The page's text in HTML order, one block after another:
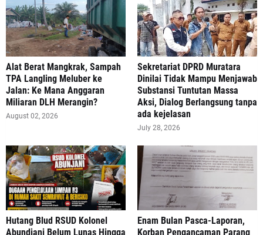
Alat Berat Mangkrak, Sampah
TPA Langling Meluber ke
Jalan: Ke Mana Anggaran
Miliaran DLH Merangin?
August 02, 2026
Sekretariat DPRD Muratara
Dinilai Tidak Mampu Menjawab
Substansi Tuntutan Massa
Aksi, Dialog Berlangsung tanpa
ada kejelasan
July 28, 2026
‎Hutang Blud RSUD Kolonel
Abundjani Belum Lunas Hingga
Enam Bulan Pasca-Laporan,
Korban Pengancaman Parang